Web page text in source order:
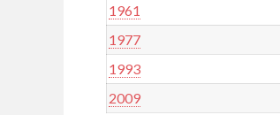
1961
1977
1993
2009